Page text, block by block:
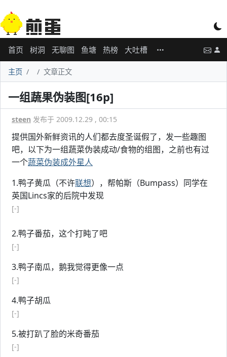
首页 树洞 无聊图 鱼塘 热榜 大吐槽
主页 文章正文
一组蔬果伪装图[16p]
steen 发布于 2009.12.29 , 00:15
提供国外新鲜资讯的人们都去度圣诞假了，发一些趣图
吧，以下为一组蔬菜伪装成动/食物的组图，之前也有过
一个蔬菜伪装成外星人
1.鸭子黄瓜（不许联想），帮帕斯（Bumpass）同学在
英国Lincs家的后院中发现
[-]
2.鸭子番茄，这个打盹了吧
[-]
3.鸭子南瓜，鹅我觉得更像一点
[-]
4.鸭子胡瓜
[-]
5.被打趴了脸的米奇番茄
[-]